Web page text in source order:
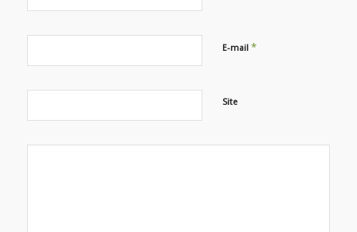
E-mail *
Site